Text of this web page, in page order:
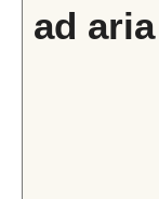
ad aria